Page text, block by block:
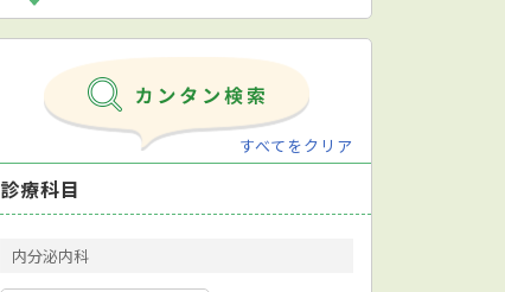
すべてをクリア
診療科目
内分泌内科